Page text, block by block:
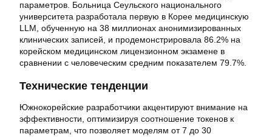
параметров. Больница Сеульского национального
университета разработала первую в Корее медицинскую
LLM, обученную на 38 миллионах анонимизированных
клинических записей, и продемонстрировала 86.2% на
корейском медицинском лицензионном экзамене в
сравнении с человеческим средним показателем 79.7%.
Технические тенденции
Южнокорейские разработчики акцентируют внимание на
эффективности, оптимизируя соотношение токенов к
параметрам, что позволяет моделям от 7 до 30